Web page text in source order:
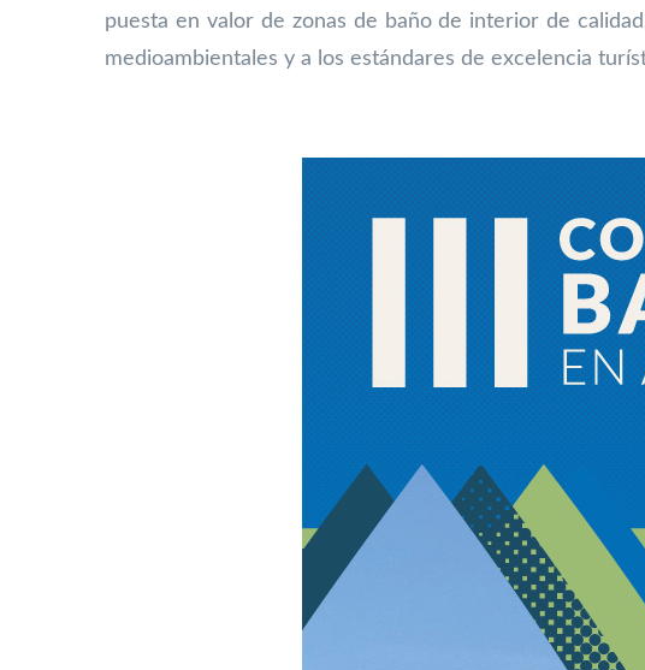
puesta en valor de zonas de baño de interior de
medioambientales y a los estándares de excelencia